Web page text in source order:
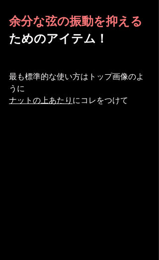
余分な弦の振動を抑える
ためのアイテム！
最も標準的な使い方はトップ画像のよ
うに
ナットの上あたり にコレをつけて